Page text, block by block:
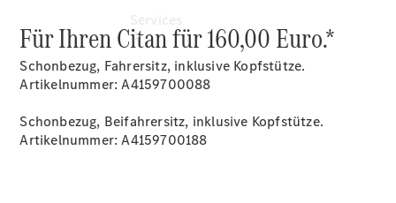
Für Ihren Citan für 160,00 Euro.*
Schonbezug, Fahrersitz, inklusive Kopfstütze.
Artikelnummer: A4159700088
Schonbezug, Beifahrersitz, inklusive Kopfstütze.
Artikelnummer: A4159700188